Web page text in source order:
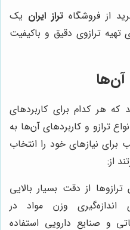
از فروشگاه تراز ایران یک
ترازوی دقیق و باکیفیت
آن‌ها
که هر کدام برای کاربردهای
ترازو و کاربردهای آن‌ها به
نیازهای خود را انتخاب
از:
ترازوها از دقت بسیار بالایی
اندازه‌گیری وزن مواد در
و صنایع دارویی استفاده